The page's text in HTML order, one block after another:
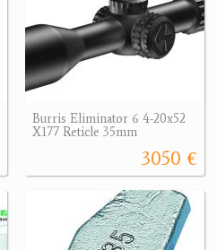
Burris Eliminator 6 4-20x52
X177 Reticle 35mm
3050 €